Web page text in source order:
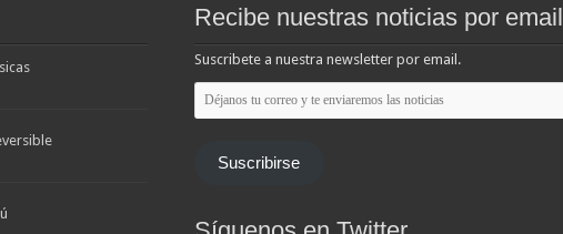
Recibe nuestras noticias por email
Suscribete a nuestra newsletter por email.
Déjanos
tu
correo
enviaremos
Suscribirse